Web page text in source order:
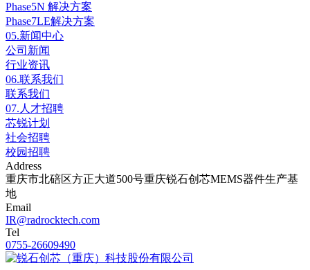
Phase5N 解决方案
Phase7LE解决方案
05.新闻中心
公司新闻
行业资讯
06.联系我们
联系我们
07. 人才招聘
芯锐计划
社会招聘
校园招聘
Address
重庆市北碚区方正大道500号重庆锐石创芯MEMS器件生产基
地
Email
IR@radrocktech.com
Tel
0755-26609490